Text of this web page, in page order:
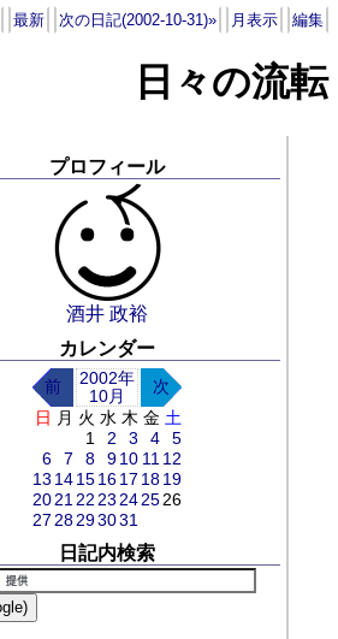
最新 次の日記(2002-10-31)» 月表示 編集
日々の流転
プロフィール
酒井 政裕
カレンダー
前
2002年
10月
次
日 月 火 水 木 金 土
1
2 3 4
5
6
7 8 9 10 11 12
13 14 15 16 17 18 19
20 21 22 23 24 25 26
27 28 293031
日記内検索